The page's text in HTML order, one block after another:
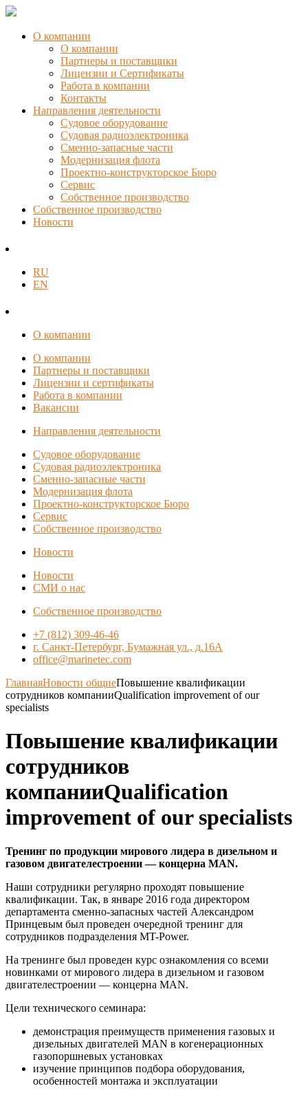
О компании
О компании
Партнеры и поставщики
Лицензии и Сертификаты
Работа в компании
Контакты
Направления деятельности
Судовое оборудование
Судовая радиоэлектроника
Сменно-запасные части
Модернизация флота
Проектно-конструкторское Бюро
Сервис
Собственное производство
Собственное производство
Новости
RU
EN
О компании
О компании
Партнеры и поставщики
Лицензии и сертификаты
Работа в компании
Вакансии
Направления деятельности
Судовое оборудование
Судовая радиоэлектроника
Сменно-запасные части
Модернизация флота
Проектно-конструкторское Бюро
Сервис
Собственное производство
Новости
Новости
СМИ о нас
Собственное производство
+7 (812) 309-46-46
г. Санкт-Петербург, Бумажная ул., д.16А
office@marinetec.com
ГлавнаяНовости общиеПовышение квалификации
сотрудников компанииQualification improvement of our
specialists
Повышение квалификации
сотрудников
компанииQualification
improvement of our specialists
Тренинг по продукции мирового лидера в дизельном и
газовом двигателестроении — концерна MAN.
Наши сотрудники регулярно проходят повышение
квалификации. Так, в январе 2016 года директором
департамента сменно-запасных частей Александром
Принцевым был проведен очередной тренинг для
сотрудников подразделения MT-Power.
На тренинге был проведен курс ознакомления со всеми
новинками от мирового лидера в дизельном и газовом
двигателестроении — концерна MAN.
Цели технического семинара:
демонстрация преимуществ применения газовых и
дизельных двигателей МАN в когенерационных
газопоршневых установках
изучение принципов подбора оборудования,
особенностей монтажа и эксплуатации